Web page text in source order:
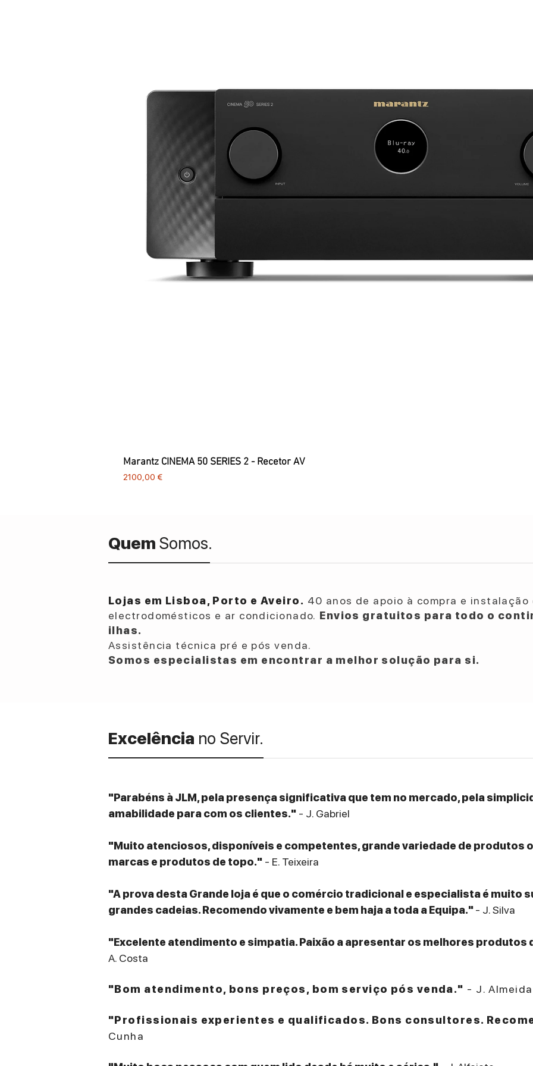
Marantz CINEMA 50 SERIES 2 - Recetor AV
Preço
2100,00 €
Quem Somos.
Lojas em Lisboa, Porto e Aveiro. 40 anos de apoio à compra e instalação
electrodomésticos e ar condicionado. Envios gratuitos para todo o
ilhas.
Assistência técnica pré e pós venda.
Somos especialistas em encontrar a melhor solução para si.
Excelência no Servir.
"Parabéns à JLM, pela presença significativa que tem no mercado, pela
amabilidade para com os clientes." - J. Gabriel
"Muito atenciosos, disponíveis e competentes, grande variedade de produtos
marcas e produtos de topo." - E. Teixeira
"A prova desta Grande loja é que o comércio tradicional e especialista é muito
grandes cadeias. Recomendo vivamente e bem haja a toda a Equipa."- J. Silva
"Excelente atendimento e simpatia. Paixão a apresentar os melhores produtos
A. Costa
"Bom atendimento, bons preços, bom serviço pós venda." - J. Almeida
"Profissionais experientes e qualificados. Bons consultores.
Cunha